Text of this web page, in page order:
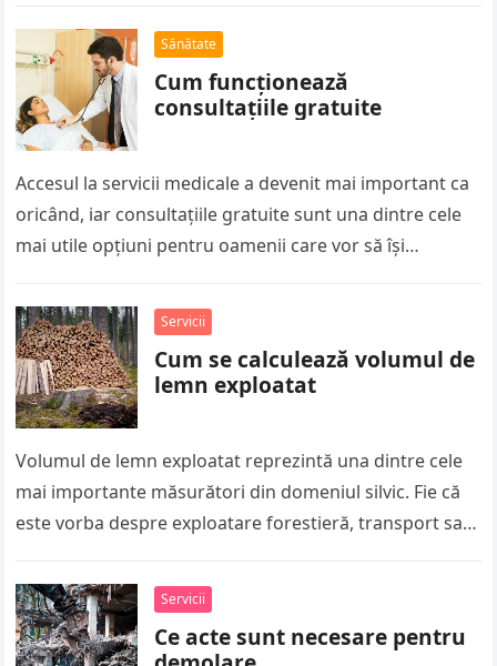
Sănătate
Cum funcționează
consultațiile gratuite
Accesul la servicii medicale a devenit mai important ca
oricând, iar consultațiile gratuite sunt una dintre cele
mai utile opțiuni pentru oamenii care vor să își
Servicii
Cum se calculează volumul de
lemn exploatat
Volumul de lemn exploatat reprezintă una dintre cele
mai importante măsurători din domeniul silvic. Fie că
este vorba despre exploatare forestieră, transport sau
Servicii
Ce acte sunt necesare pentru